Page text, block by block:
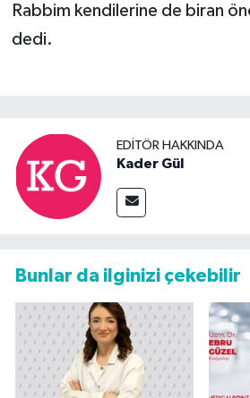
Rabbim kendilerine de biran
dedi.
EDITÖR HAKKINDA
Kader Gül
Bunlar da ilginizi çekebilir